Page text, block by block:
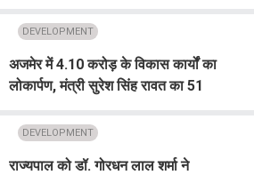
DEVELOPMENT
अजमेर में 4.10 करोड़ के विकास कार्यों का
लोकार्पण, मंत्री सुरेश सिंह रावत का 51
DEVELOPMENT
राज्यपाल को डॉ. गोरधन लाल शर्मा ने